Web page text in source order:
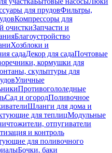
для прудовФильтры,
Компрессоры для
очисткиЗапчасти и
Благоустройство
Хозблоки и
садаДекор для садаПочтовые
кормушки для
скульптуры для
Уличные
Противогололедные
Сад и огородПоливочное
Шланги для дома и
для теплицМодульные
отпугиватели
и контроль
для поливочного
Бочки, баки